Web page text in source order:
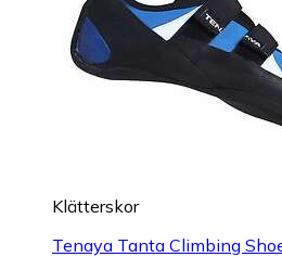
Klätterskor
Tenaya Tanta Climbing